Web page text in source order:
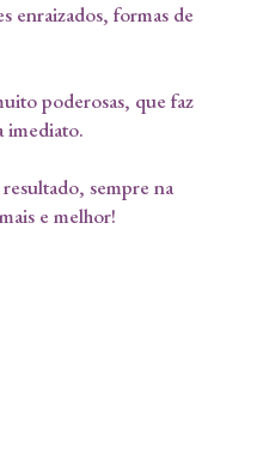
enraizados, formas de
poderosas, que faz
imediato.
sempre na
e melhor!